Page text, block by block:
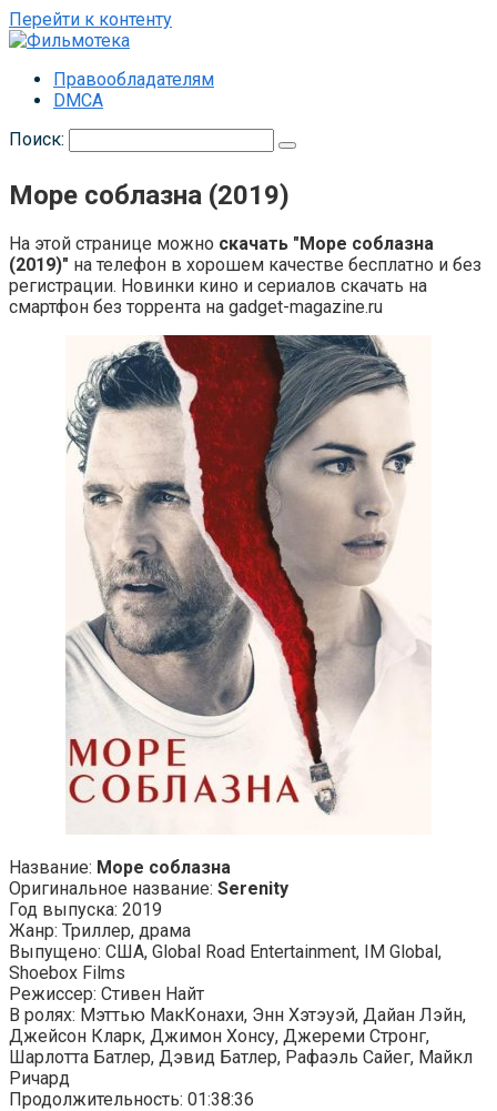
Перейти к контенту
Правообладателям
DMCA
Поиск:
Море соблазна (2019)
На этой странице можно скачать "Море соблазна
(2019)" на телефон в хорошем качестве бесплатно и без
регистрации. Новинки кино и сериалов скачать на
смартфон без торрента на gadget-magazine.ru
Название: Море соблазна
Оригинальное название: Serenity
Год выпуска: 2019
Жанр: Триллер, драма
Выпущено: США, Global Road Entertainment, IM Global,
Shoebox Films
Режиссер: Стивен Найт
В ролях: Мэттью МакКонахи, Энн Хэтэуэй, Дайан Лэйн,
Джейсон Кларк, Джимон Хонсу, Джереми Стронг,
Шарлотта Батлер, Дэвид Батлер, Рафаэль Сайег, Майкл
Ричард
Продолжительность: 01:38:36